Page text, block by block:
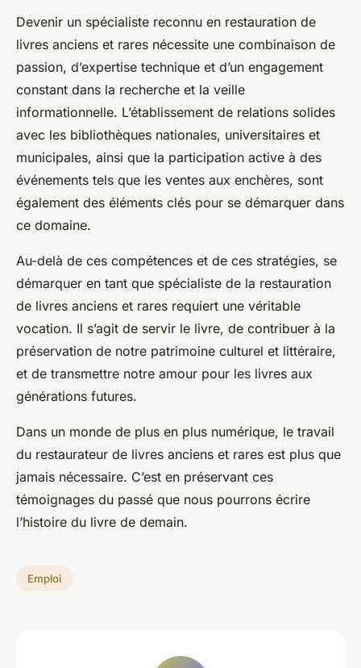
Devenir un spécialiste reconnu en restauration de
livres anciens et rares nécessite une combinaison de
passion, d’expertise technique et d’un engagement
constant dans la recherche et la veille
informationnelle. L’établissement de relations solides
avec les bibliothèques nationales, universitaires et
municipales, ainsi que la participation active à des
événements tels que les ventes aux enchères, sont
également des éléments clés pour se démarquer dans
ce domaine.
Au-delà de ces compétences et de ces stratégies, se
démarquer en tant que spécialiste de la restauration
de livres anciens et rares requiert une véritable
vocation. Il s’agit de servir le livre, de contribuer à la
préservation de notre patrimoine culturel et littéraire,
et de transmettre notre amour pour les livres aux
générations futures.
Dans un monde de plus en plus numérique, le travail
du restaurateur de livres anciens et rares est plus que
jamais nécessaire. C’est en préservant ces
témoignages du passé que nous pourrons écrire
l’histoire du livre de demain.
Emploi